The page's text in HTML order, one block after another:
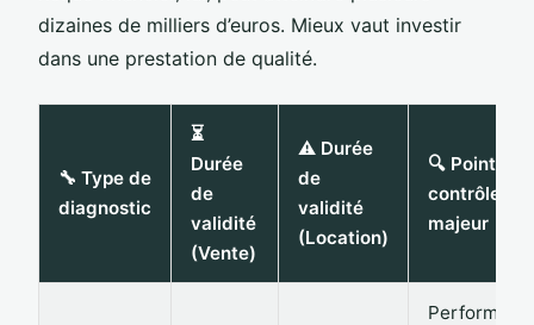
dizaines de milliers d’euros. Mieux vaut investir
dans une prestation de qualité.
🔧 Type de
diagnostic
⏳
Durée
de
validité
(Vente)
⚠️ Durée
de
validité
(Location)
🔍 Point de
contrôle
majeur